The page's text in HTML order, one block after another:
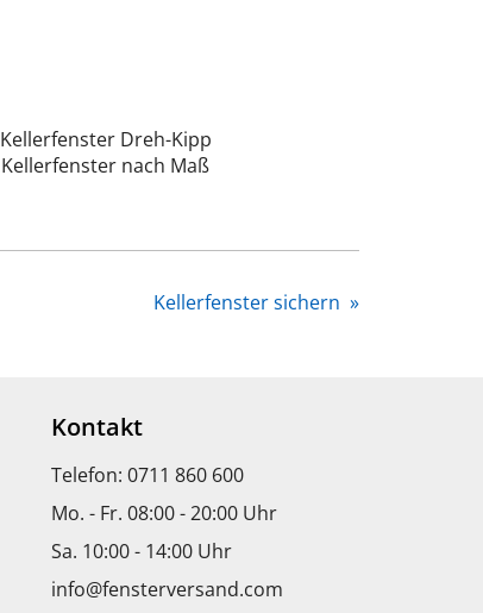
Kellerfenster Dreh-Kipp
Kellerfenster nach Maß
Kellerfenster sichern »
Kontakt
Telefon: 0711 860 600
Mo. - Fr. 08:00 - 20:00 Uhr
Sa. 10:00 - 14:00 Uhr
info@fensterversand.com